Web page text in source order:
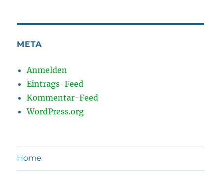
META
Anmelden
Eintrags-Feed
Kommentar-Feed
WordPress.org
Home